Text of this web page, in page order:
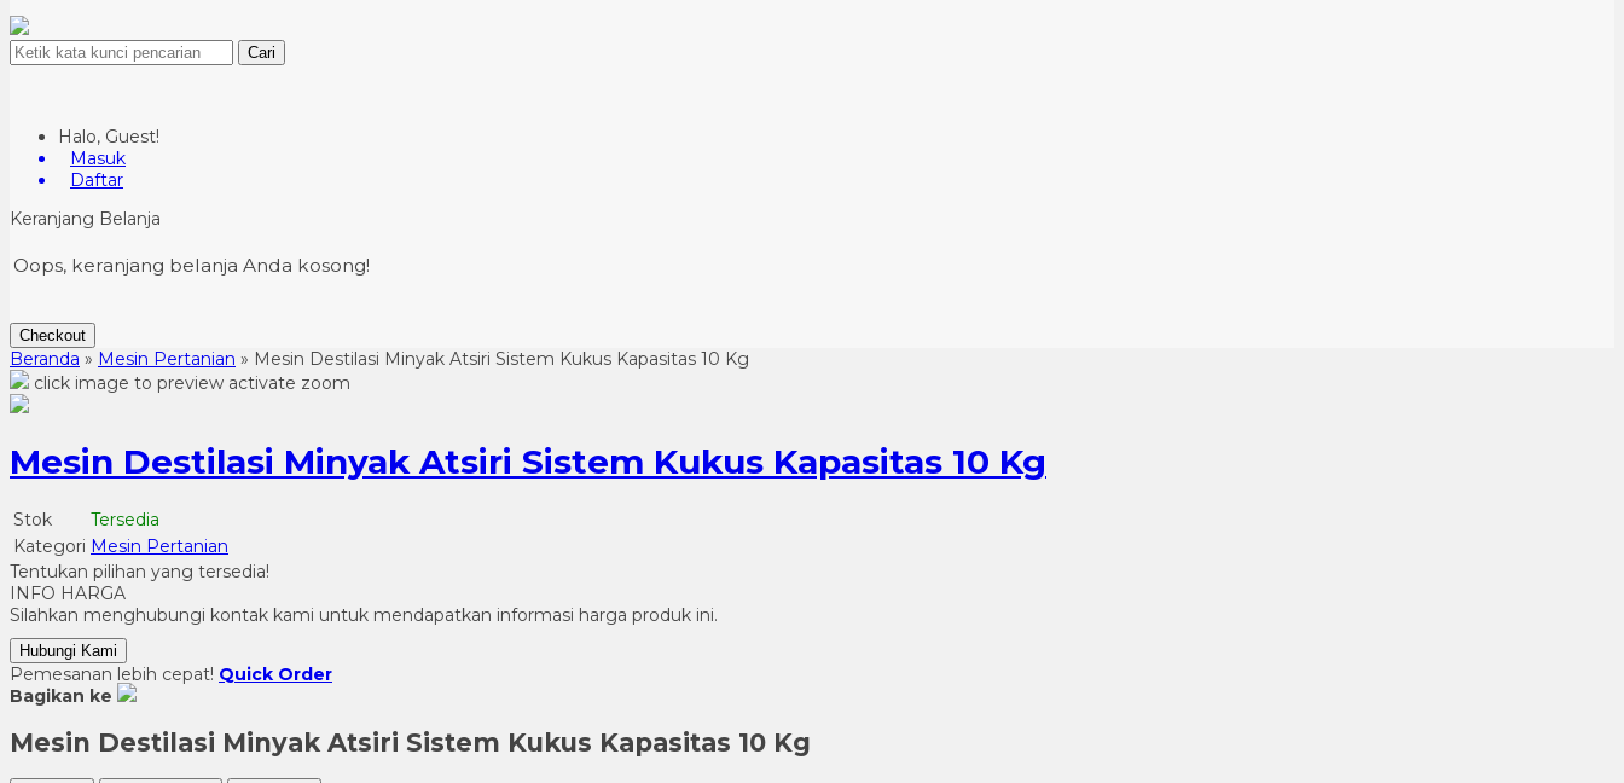
Cari
Halo, Guest!
Masuk
Daftar
Keranjang Belanja
Oops, keranjang belanja Anda kosong!
Checkout
Beranda » Mesin Pertanian » Mesin Destilasi Minyak Atsiri Sistem Kukus Kapasitas 10 Kg
click image to preview activate zoom
Mesin Destilasi Minyak Atsiri Sistem Kukus Kapasitas 10 Kg
Stok
Tersedia
Kategori Mesin Pertanian
Tentukan pilihan yang tersedia!
INFO HARGA
Silahkan menghubungi kontak kami untuk mendapatkan informasi harga produk ini.
Hubungi Kami
Pemesanan lebih cepat! Quick Order
Bagikan ke
Mesin Destilasi Minyak Atsiri Sistem Kukus Kapasitas 10 Kg